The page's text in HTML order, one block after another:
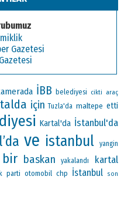
Gazetesi
İBB belediyesi cikti
araç
için Tuzla'da maltepe etti
Kartal'da İstanbul'da
ve istanbul yangin
bir baskan yakalandı
kartal
parti otomobil chp İstanbul son